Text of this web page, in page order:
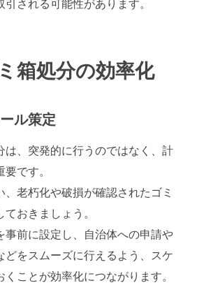
される可能性があります。
箱処分の効率化
ル策定
は、突発的に行うのではなく、計
です。
、老朽化や破損が確認されたゴミ
おきましょう。
事前に設定し、自治体への申請や
どをスムーズに行えるよう、スケ
くことが効率化につながります。